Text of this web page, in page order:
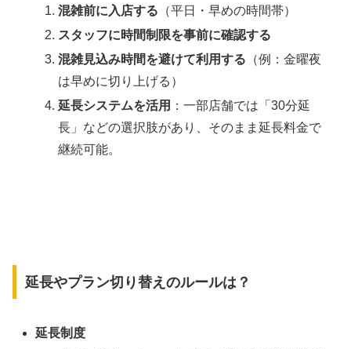
混雑前に入店する （平日・早めの時間帯）
スタッフに時間制限を事前に確認する
混雑見込み時間を避けて利用する （例：金曜夜
は早めに切り上げる）
延長システムを活用 ：一部店舗では「30分延
長」などの選択肢があり、そのまま延長料金で
継続可能。
延長やプラン切り替えのルールは？
延長制度